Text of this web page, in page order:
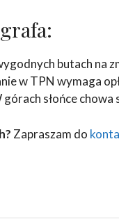
butach na
w TPN wymaga
górach słońce chowa
Zapraszam do